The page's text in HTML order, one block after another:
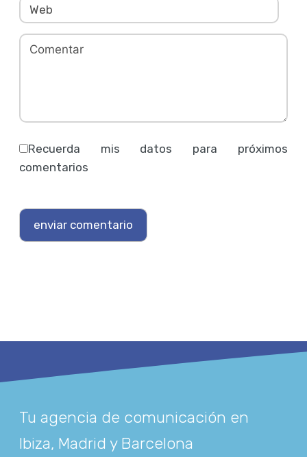
Recuerda mis datos para próximos
comentarios
Tu agencia de comunicación en
Ibiza, Madrid y Barcelona